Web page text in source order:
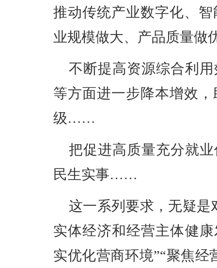
推动传统产业数字化、
业规模做大、产品质量
不断提高资源综合利
等方面进一步降本增效
级……
把促进高质量充分就
民生实事……
这一系列要求，无疑是
实体经济和经营主体健
实优化营商环境”“聚焦